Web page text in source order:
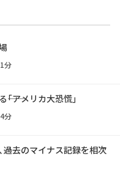
分
「アメリカ大恐慌」
分
過去のマイナス記録を相次